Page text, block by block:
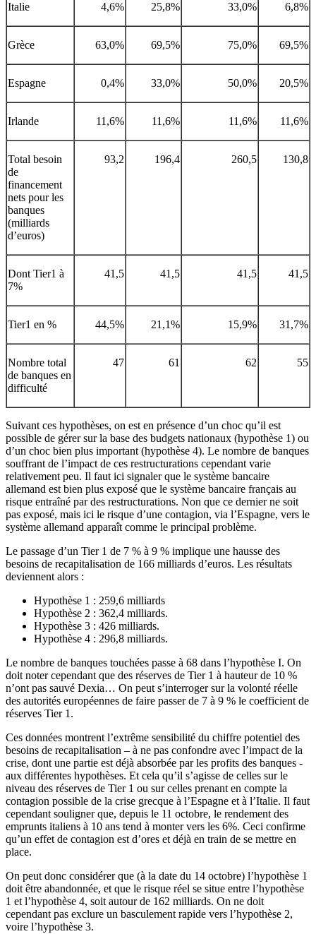
Italie 4,6% 25,8% 33,0% 6,8%
Grèce 63,0% 69,5% 75,0% 69,5%
Espagne 0,4% 33,0% 50,0% 20,5%
Irlande 11,6% 11,6% 11,6% 11,6%
Total besoin
de
financement
nets pour les
banques
(milliards
d’euros)
93,2 196,4 260,5 130,8
Dont Tier1 à
7%
41,5 41,5 41,5 41,5
Tier1 en % 44,5% 21,1% 15,9% 31,7%
Nombre total
de banques en
difficulté
47 61 62 55
Suivant ces hypothèses, on est en présence d’un choc qu’il est
possible de gérer sur la base des budgets nationaux (hypothèse 1) ou
d’un choc bien plus important (hypothèse 4). Le nombre de banques
souffrant de l’impact de ces restructurations cependant varie
relativement peu. Il faut ici signaler que le système bancaire
allemand est bien plus exposé que le système bancaire français au
risque entraîné par des restructurations. Non que ce dernier ne soit
pas exposé, mais ici le risque d’une contagion, via l’Espagne, vers le
système allemand apparaît comme le principal problème.
Le passage d’un Tier 1 de 7 % à 9 % implique une hausse des
besoins de recapitalisation de 166 milliards d’euros. Les résultats
deviennent alors :
Hypothèse 1 : 259,6 milliards
Hypothèse 2 : 362,4 milliards.
Hypothèse 3 : 426 milliards.
Hypothèse 4 : 296,8 milliards.
Le nombre de banques touchées passe à 68 dans l’hypothèse I. On
doit noter cependant que des réserves de Tier 1 à hauteur de 10 %
n’ont pas sauvé Dexia… On peut s’interroger sur la volonté réelle
des autorités européennes de faire passer de 7 à 9 % le coefficient de
réserves Tier 1.
Ces données montrent l’extrême sensibilité du chiffre potentiel des
besoins de recapitalisation – à ne pas confondre avec l’impact de la
crise, dont une partie est déjà absorbée par les profits des banques -
aux différentes hypothèses. Et cela qu’il s’agisse de celles sur le
niveau des réserves de Tier 1 ou sur celles prenant en compte la
contagion possible de la crise grecque à l’Espagne et à l’Italie. Il faut
cependant souligner que, depuis le 11 octobre, le rendement des
emprunts italiens à 10 ans tend à monter vers les 6%. Ceci confirme
qu’un effet de contagion est d’ores et déjà en train de se mettre en
place.
On peut donc considérer que (à la date du 14 octobre) l’hypothèse 1
doit être abandonnée, et que le risque réel se situe entre l’hypothèse
1 et l’hypothèse 4, soit autour de 162 milliards. On ne doit
cependant pas exclure un basculement rapide vers l’hypothèse 2,
voire l’hypothèse 3.